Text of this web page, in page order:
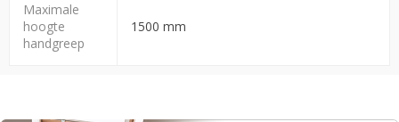
Maximale
hoogte
handgreep
1500 mm